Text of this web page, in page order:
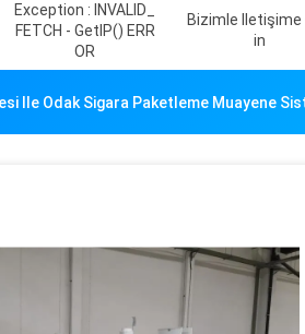
Exception : INVALID_
FETCH - GetIP() ERR
OR
Bizimle Iletişime
In
Ile Odak Sigara Paketleme Muayene